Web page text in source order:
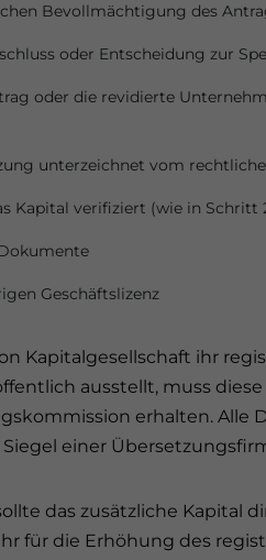
Bevollmächtigung des
oder Entscheidung zur
oder die revidierte
unterzeichnet vom
Kapital verifiziert (wie in Schritt
Geschäftslizenz
Kapitalgesellschaft ihr
ausstellt, muss
erhalten. Alle
einer
das zusätzliche Kapital
für die Erhöhung des